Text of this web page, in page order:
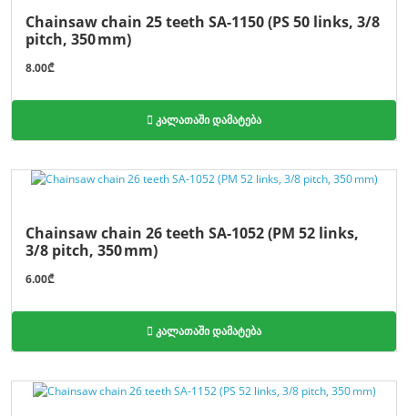
Chainsaw chain 25 teeth SA-1150 (PS 50 links, 3/8
pitch, 350 mm)
8.00₾
კალათაში დამატება
Chainsaw chain 26 teeth SA-1052 (PM 52 links,
3/8 pitch, 350 mm)
6.00₾
კალათაში დამატება